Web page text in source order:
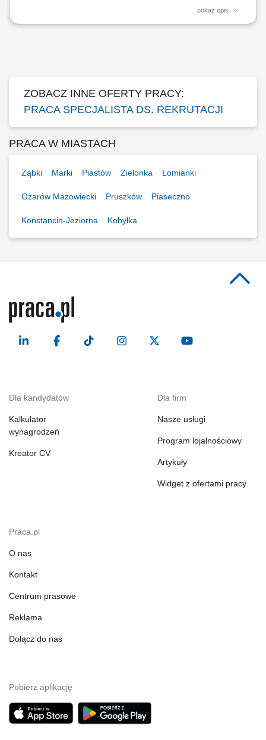
pokaż opis
Samodzielne prowadzenie procesów rekrutacyjnych (sourcing i
ZOBACZ INNE OFERTY PRACY:
PRACA SPECJALISTA DS. REKRUTACJI
PRACA W MIASTACH
Ząbki Marki Piastów Zielonka Łomianki
Ożarów Mazowiecki Pruszków Piaseczno
Konstancin-Jeziorna Kobyłka
Dla kandydatów
Kalkulator
wynagrodzeń
Kreator CV
Dla firm
Nasze usługi
Program lojalnościowy
Artykuły
Widget z ofertami pracy
Praca.pl
O nas
Kontakt
Centrum prasowe
Reklama
Dołącz do nas
Pobierz aplikację